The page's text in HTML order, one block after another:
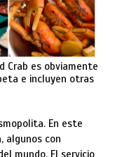
Crab es obviamente
e incluyen otras
En este
algunos con
mundo. El servicio